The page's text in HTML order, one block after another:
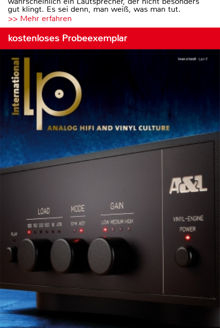
gut klingt. Es sei denn, man weiß, was man tut.
>> Mehr erfahren
kostenloses Probeexemplar